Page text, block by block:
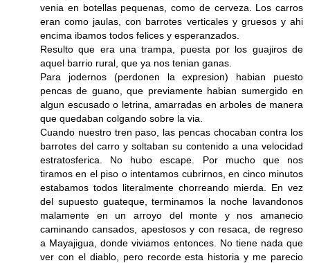
venia en botellas pequenas, como de cerveza. Los carros
eran como jaulas, con barrotes verticales y gruesos y ahi
encima ibamos todos felices y esperanzados.
Resulto que era una trampa, puesta por los guajiros de
aquel barrio rural, que ya nos tenian ganas.
Para jodernos (perdonen la expresion) habian puesto
pencas de guano, que previamente habian sumergido en
algun escusado o letrina, amarradas en arboles de manera
que quedaban colgando sobre la via.
Cuando nuestro tren paso, las pencas chocaban contra los
barrotes del carro y soltaban su contenido a una velocidad
estratosferica. No hubo escape. Por mucho que nos
tiramos en el piso o intentamos cubrirnos, en cinco minutos
estabamos todos literalmente chorreando mierda. En vez
del supuesto guateque, terminamos la noche lavandonos
malamente en un arroyo del monte y nos amanecio
caminando cansados, apestosos y con resaca, de regreso
a Mayajigua, donde viviamos entonces. No tiene nada que
ver con el diablo, pero recorde esta historia y me parecio